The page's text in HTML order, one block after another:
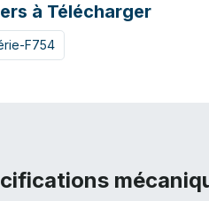
à Télécharger
F754